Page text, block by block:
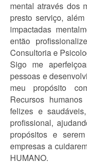
mental através dos
presto serviço,
impactadas
então
Consultoria e
Sigo me
pessoas e
meu propósito
Recursos
felizes e
profissional,
propósitos e
empresas a
HUMANO.